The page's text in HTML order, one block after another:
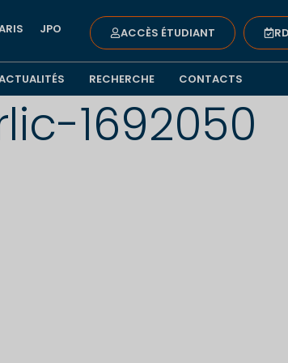
JPO ACCÈS ÉTUDIANT
RECHERCHE CONTACTS
1692050